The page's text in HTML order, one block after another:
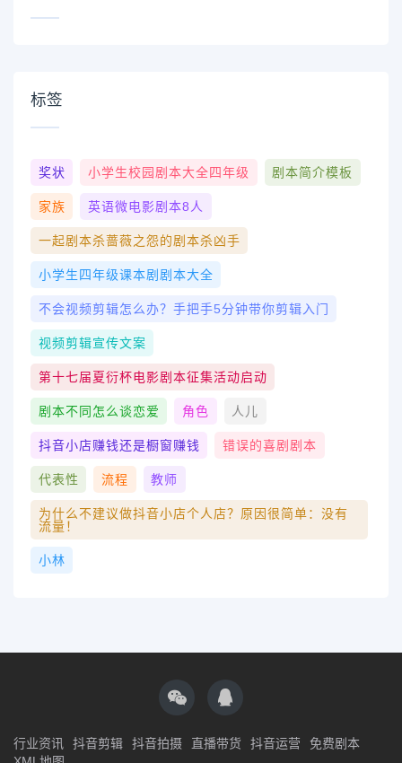
标签
奖状 小学生校园剧本大全四年级 剧本简介模板
家族 英语微电影剧本8人
一起剧本杀蔷薇之怨的剧本杀凶手
小学生四年级课本剧剧本大全
不会视频剪辑怎么办？手把手5分钟带你剪辑入门
视频剪辑宣传文案
第十七届夏衍杯电影剧本征集活动启动
剧本不同怎么谈恋爱 角色 人儿
抖音小店赚钱还是橱窗赚钱 错误的喜剧剧本
代表性 流程 教师
为什么不建议做抖音小店个人店？原因很简单：没有
流量！
小林
行业资讯 抖音剪辑 抖音拍摄 直播带货 抖音运营
免费剧本